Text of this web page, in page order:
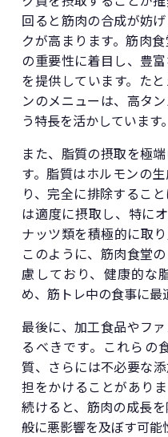
回ると筋肉の合成が妨
クが高まります。筋肉
の重要性に着目し、豊
を提供しています。た
ンのメニューは、高タ
う特長を活かしています。
また、脂質の摂取を極
す。脂質はホルモンの
り、完全に排除するこ
は適度に摂取し、特に
ナッツ類を積極的に取
このように、筋肉食堂
慮しており、健康的な
め、筋トレ中の食事に最
最後に、加工食品やフ
るべきです。これらの
質、さらには不必要な
担をかけることがあり
続けると、筋肉の成長
般に悪影響を及ぼす可能